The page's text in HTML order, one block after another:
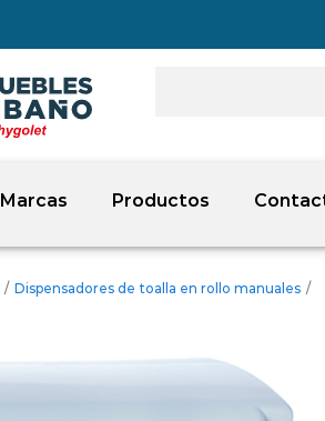
Marcas Productos
/ Dispensadores de toalla en rollo manuales /